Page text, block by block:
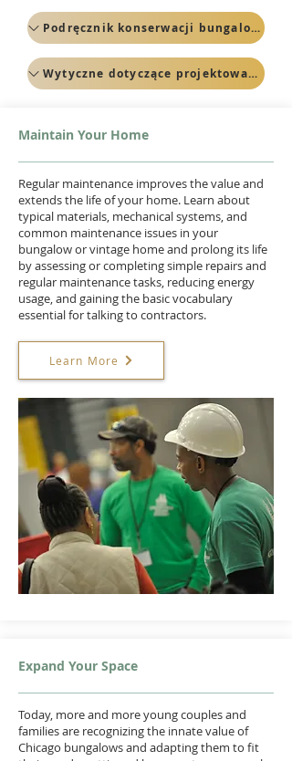
Podręcznik konserwacji bungalowów
Wytyczne dotyczące projektowania bungalowów
Maintain Your Home
Regular maintenance improves the value and
extends the life of your home. Learn about
typical materials, mechanical systems, and
common maintenance issues in your
bungalow or vintage home and prolong its life
by assessing or completing simple repairs and
regular maintenance tasks, reducing energy
usage, and gaining the basic vocabulary
essential for talking to contractors.
Learn More
Expand Your Space
Today, more and more young couples and
families are recognizing the innate value of
Chicago bungalows and adapting them to fit